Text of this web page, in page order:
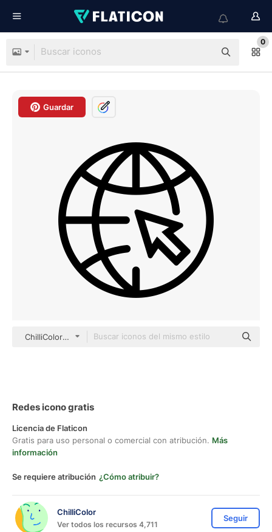
0
Guardar
ChilliColor black outline
Redes icono gratis
Licencia de Flaticon
Gratis para uso personal o comercial con atribución. Más
información
Se requiere atribución ¿Cómo atribuir?
ChilliColor
Ver todos los recursos 4,711
Seguir